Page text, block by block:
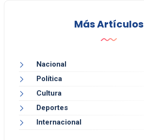
Más Artículos
Nacional
Política
Cultura
Deportes
Internacional